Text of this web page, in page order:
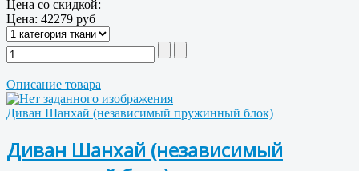
Цена со скидкой:
Цена: 42279 руб
Описание товара
Диван Шанхай (независимый пружинный блок)
Диван Шанхай (независимый